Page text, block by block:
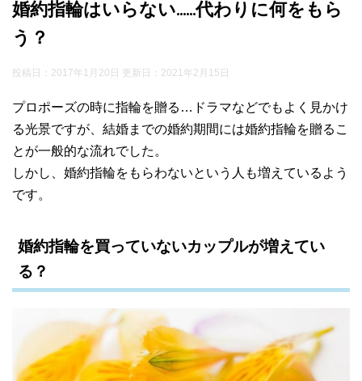
婚約指輪はいらない……代わりに何をもら
う？
投稿日：2017年1月20日 更新日： 2021年2月15日
プロポーズの時に指輪を贈る…ドラマなどでもよく見かけ
る光景ですが、結婚までの婚約期間には婚約指輪を贈るこ
とが一般的な流れでした。
しかし、婚約指輪をもらわないという人も増えているよう
です。
婚約指輪を買っていないカップルが増えてい
る？